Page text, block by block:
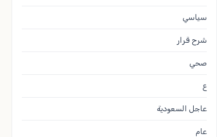
سياسي
شرح قرار
صحي
ع
عاجل السعودية
عام